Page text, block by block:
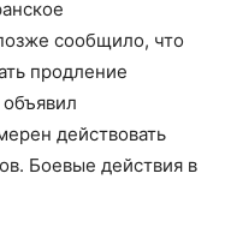
сообщило, что
продление
действовать
Боевые действия в